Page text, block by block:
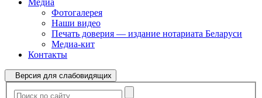
Медиа
Фотогалерея
Наши видео
Печать доверия — издание нотариата Беларуси
Медиа-кит
Контакты
Версия для слабовидящих